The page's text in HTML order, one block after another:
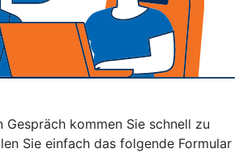
Gespräch kommen Sie schnell zu
Sie einfach das folgende Formular